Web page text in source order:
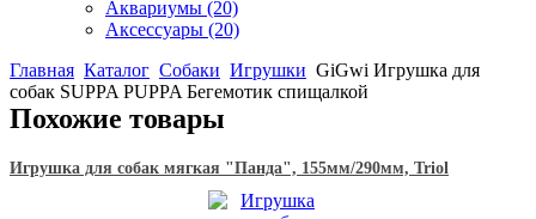
Аквариумы (20)
Аксессуары (20)
Главная Каталог Собаки Игрушки GiGwi Игрушка для
собак SUPPA PUPPA Бегемотик спищалкой
Похожие товары
Игрушка для собак мягкая "Панда", 155мм/290мм, Triol